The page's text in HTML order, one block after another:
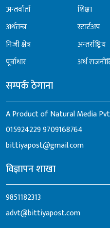
अन्तर्वार्ता
अर्थतन्त्र
निजी क्षेत्र
पूर्वाधार
शिक्षा
स्टार्टअप
अन्तर्राष्ट्रिय
अर्थ
सम्पर्क ठेगाना
A Product of Natural Media
0159242299709168764
bittiyapost@gmail.com
विज्ञापन शाखा
9851182313
advt@bittiyapost.com